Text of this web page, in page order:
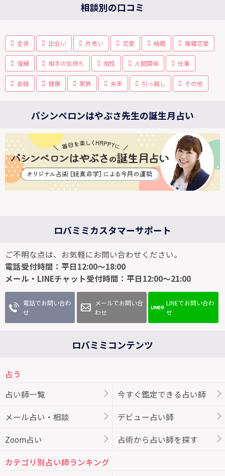
相談別の口コミ
全体 出会い 片思い 恋愛 結婚 複雑恋愛
復縁 相手の気持ち 相性 人間関係 仕事
金銭 健康 家族 未来 引っ越し その他
パシンペロンはやぶさ先生の誕生月占い
ロバミミカスタマーサポート
ご不明な点は、お気軽にお問い合わせください。
電話受付時間：平日12:00～18:00
メール・LINEチャット受付時間：平日12:00～21:00
電話でお問い合わ
せ
メールでお問い合
わせ
LINEでお問い合わ
せ
ロバミミコンテンツ
占う
占い師一覧
今すぐ鑑定できる占い師
メール占い・相談 デビュー占い師
Zoom占い 占術から占い師を探す
カテゴリ別占い師ランキング